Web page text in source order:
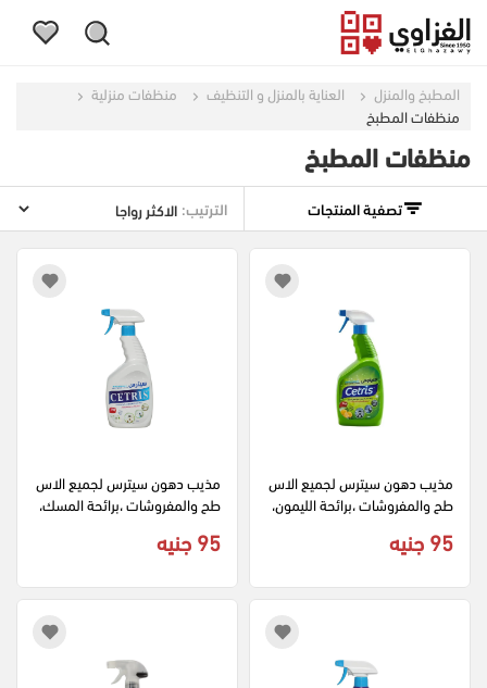
المطبخ والمنزل العناية بالمنزل و التنظيف
منظفات منزلية
منظفات المطبخ
منظفات المطبخ
تصفية المنتجات الترتيب:
مذيب دهون سيترس لجميع الاس
طح والمفروشات ،برائحة الليمون،
95 جنيه
مذيب دهون سيترس لجميع الاس
طح والمفروشات ،برائحة المسك،
95 جنيه